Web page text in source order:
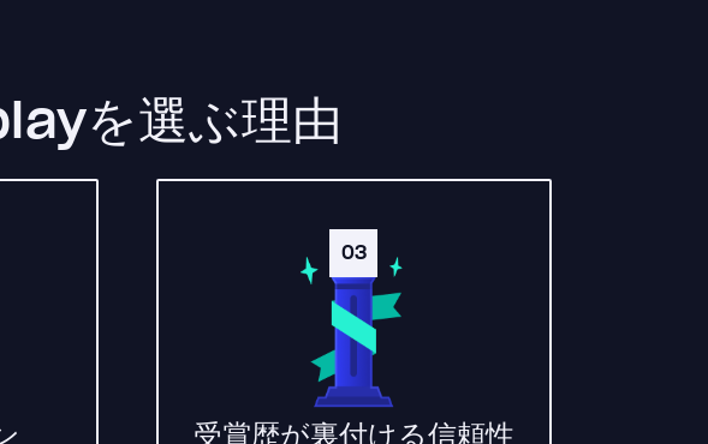
を選ぶ理由
03
受賞歴が裏付ける信頼性